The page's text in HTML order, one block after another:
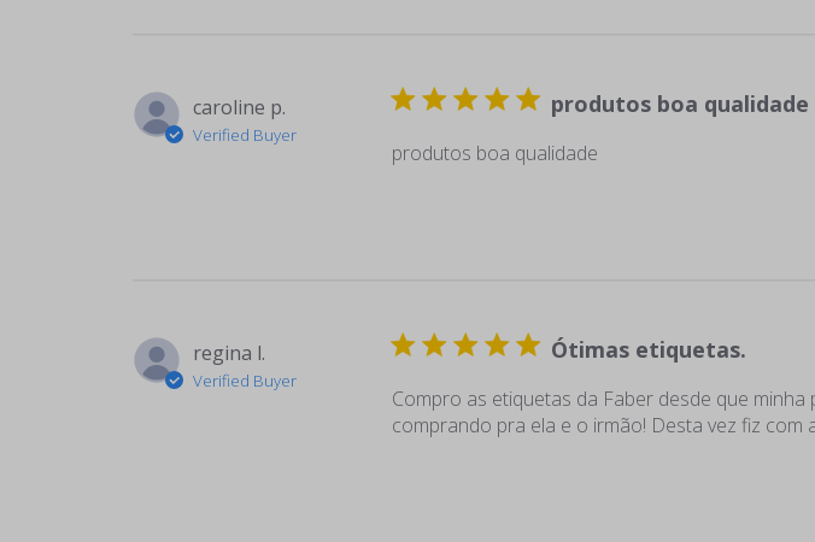
caroline p.
Verified Buyer
produtos boa qualidade
produtos boa qualidade
regina l.
Verified Buyer
Ótimas etiquetas.
Compro as etiquetas da Faber desde que
comprando pra ela e o irmão! Desta vez fiz com